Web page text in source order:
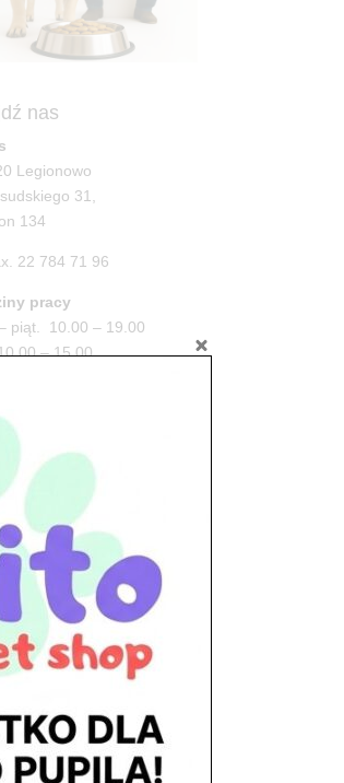
nas
Legionowo
31,
134
22 784 71 96
pracy
piąt. 10.00 – 19.00
– 15.00
Nowy Dwór Mazowiecki
2
900 215
pracy
piąt. 10.00 – 19.00
8.00 – 15.00
zamknięte